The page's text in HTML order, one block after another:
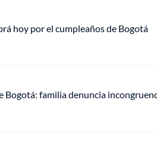
hoy por el cumpleaños de Bogotá
Bogotá: familia denuncia